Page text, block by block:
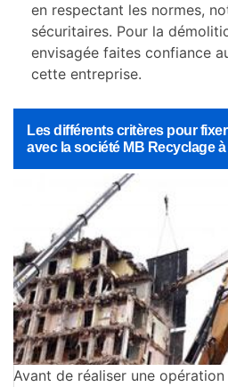
Les différents critères pour
avec la société MB Recyclage
Avant de réaliser une
en respectant les normes,
sécuritaires. Pour la
envisagée faites confiance
cette entreprise.